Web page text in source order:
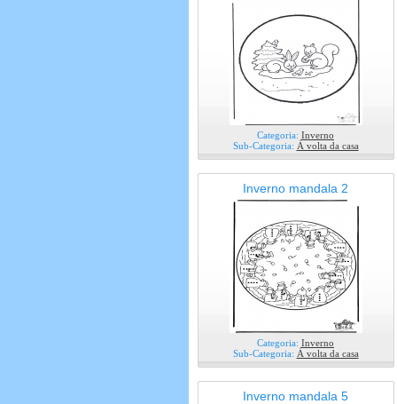
Categoria: Inverno
Sub-Categoria: Á volta da casa
Inverno mandala 2
Categoria: Inverno
Sub-Categoria: Á volta da casa
Inverno mandala 5